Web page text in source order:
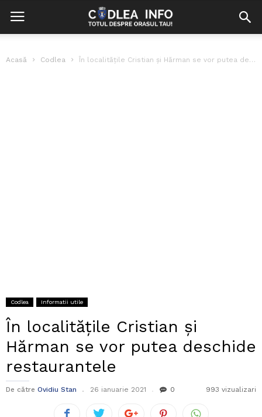
Acasă Codlea În localitățile Cristian și Hărman se vor putea deschide restaurantele
Codlea Informatii utile
În localitățile Cristian și
Hărman se vor putea deschide
restaurantele
De către Ovidiu Stan 26 ianuarie 2021 0 993 vizualizari